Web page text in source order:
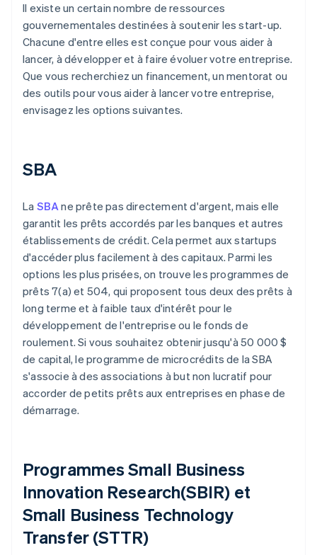
Il existe un certain nombre de ressources
gouvernementales destinées à soutenir les start-up.
Chacune d'entre elles est conçue pour vous aider à
lancer, à développer et à faire évoluer votre entreprise.
Que vous recherchiez un financement, un mentorat ou
des outils pour vous aider à lancer votre entreprise,
envisagez les options suivantes.
SBA
La SBAne prête pas directement d'argent, mais elle
garantit les prêts accordés par les banques et autres
établissements de crédit. Cela permet aux startups
d'accéder plus facilement à des capitaux. Parmi les
options les plus prisées, on trouve les programmes de
prêts 7(a) et 504, qui proposent tous deux des prêts à
long terme et à faible taux d'intérêt pour le
développement de l'entreprise ou le fonds de
roulement. Si vous souhaitez obtenir jusqu'à 50 000 $
de capital, le programme de microcrédits de la SBA
s'associe à des associations à but non lucratif pour
accorder de petits prêts aux entreprises en phase de
démarrage.
Programmes Small Business
Innovation Research(SBIR) et
Small Business Technology
Transfer (STTR)